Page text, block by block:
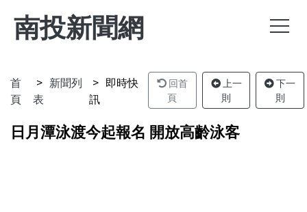
南投新聞網
首
頁
新聞列
表
即時快
訊
回首
頁
上一
則
下一
則
日月潭泳渡今起報名 開放高齡泳客